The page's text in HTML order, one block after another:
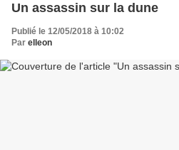
Un assassin sur la dune
Publié le 12/05/2018 à 10:02
Par elleon